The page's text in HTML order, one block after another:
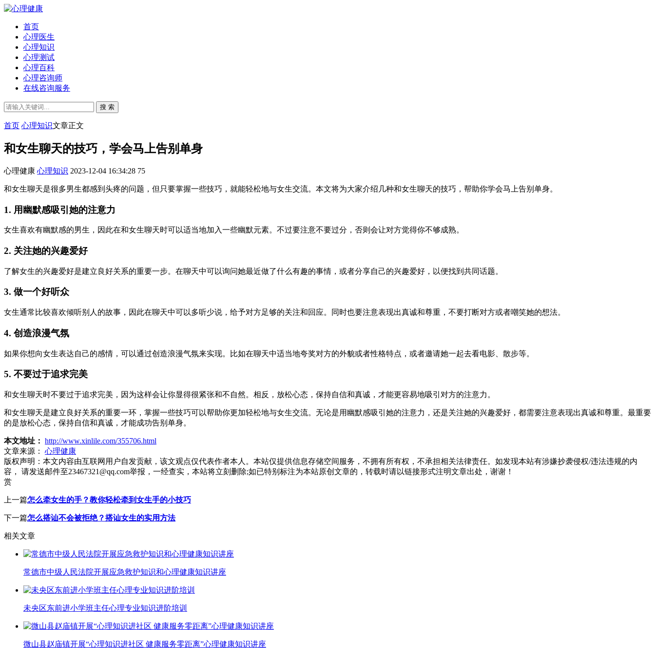
首页
心理医生
心理知识
心理测试
心理百科
心理咨询师
在线咨询服务
搜 索
首页 心理知识文章正文
和女生聊天的技巧，学会马上告别单身
心理健康 心理知识 2023-12-04 16:34:28 75
和女生聊天是很多男生都感到头疼的问题，但只要掌握一些技巧，就能轻松地与女生交流。本文将为大家介绍几种和女生聊天的技巧，帮助你学会马上告别单身。
1. 用幽默感吸引她的注意力
女生喜欢有幽默感的男生，因此在和女生聊天时可以适当地加入一些幽默元素。不过要注意不要过分，否则会让对方觉得你不够成熟。
2. 关注她的兴趣爱好
了解女生的兴趣爱好是建立良好关系的重要一步。在聊天中可以询问她最近做了什么有趣的事情，或者分享自己的兴趣爱好，以便找到共同话题。
3. 做一个好听众
女生通常比较喜欢倾听别人的故事，因此在聊天中可以多听少说，给予对方足够的关注和回应。同时也要注意表现出真诚和尊重，不要打断对方或者嘲笑她的想法。
4. 创造浪漫气氛
如果你想向女生表达自己的感情，可以通过创造浪漫气氛来实现。比如在聊天中适当地夸奖对方的外貌或者性格特点，或者邀请她一起去看电影、散步等。
5. 不要过于追求完美
和女生聊天时不要过于追求完美，因为这样会让你显得很紧张和不自然。相反，放松心态，保持自信和真诚，才能更容易地吸引对方的注意力。
和女生聊天是建立良好关系的重要一环，掌握一些技巧可以帮助你更加轻松地与女生交流。无论是用幽默感吸引她的注意力，还是关注她的兴趣爱好，都需要注意表现出真诚和尊重。最重要
的是放松心态，保持自信和真诚，才能成功告别单身。
本文地址： http://www.xinlile.com/355706.html
文章来源：
心理健康
版权声明： 本文内容由互联网用户自发贡献，该文观点仅代表作者本人。本站仅提供信息存储空间服务，不拥有所有权，不承担相关法律责任。如发现本站有涉嫌抄袭侵权/违法违规的内
容， 请发送邮件至23467321@qq.com举报，一经查实，本站将立刻删除;如已特别标注为本站原创文章的，转载时请以链接形式注明文章出处，谢谢！
赏
上一篇怎么牵女生的手？教你轻松牵到女生手的小技巧
下一篇怎么搭讪不会被拒绝？搭讪女生的实用方法
相关文章
常德市中级人民法院开展应急救护知识和心理健康知识讲座
未央区东前进小学班主任心理专业知识进阶培训
微山县赵庙镇开展“心理知识进社区 健康服务零距离”心理健康知识讲座